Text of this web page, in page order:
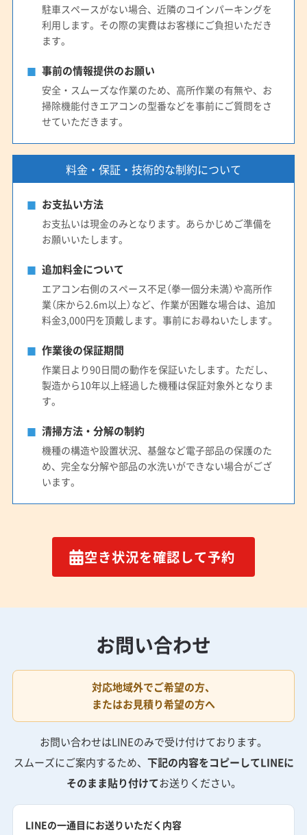
駐車スペースがない場合、近隣のコインパーキングを
利用します。その際の実費はお客様にご負担いただき
ます。
事前の情報提供のお願い
安全・スムーズな作業のため、高所作業の有無や、お
掃除機能付きエアコンの型番などを事前にご質問をさ
せていただきます。
料金・保証・技術的な制約について
お支払い方法
お支払いは現金のみとなります。あらかじめご準備を
お願いいたします。
追加料金について
エアコン右側のスペース不足（拳一個分未満）や高所作
業（床から2.6m以上）など、作業が困難な場合は、追加
料金3,000円を頂戴します。事前にお尋ねいたします。
作業後の保証期間
作業日より90日間の動作を保証いたします。ただし、
製造から10年以上経過した機種は保証対象外となりま
す。
清掃方法・分解の制約
機種の構造や設置状況、基盤など電子部品の保護のた
め、完全な分解や部品の水洗いができない場合がござ
います。
空き状況を確認して予約
お問い合わせ
対応地域外でご希望の方、
またはお見積り希望の方へ
お問い合わせはLINEのみで受け付けております。
スムーズにご案内するため、 下記の内容をコピーしてLINEに
そのまま貼り付けてお送りください。
LINEの一通目にお送りいただく内容